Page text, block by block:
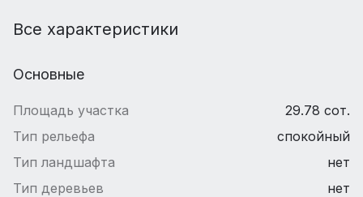
Все характеристики
Основные
Площадь участка
29.78 сот.
Тип рельефа
спокойный
Тип ландшафта
нет
Тип деревьев
нет